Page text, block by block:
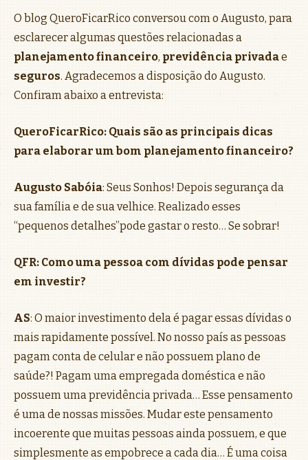
O blog QueroFicarRico conversou com o Augusto, para
esclarecer algumas questões relacionadas a
planejamento financeiro, previdência privadae
seguros. Agradecemos a disposição do Augusto.
Confiram abaixo a entrevista:
QueroFicarRico: Quais são as principais dicas
para elaborar um bom planejamento financeiro?
Augusto Sabóia: Seus Sonhos! Depois segurança da
sua família e de sua velhice. Realizado esses
“pequenos detalhes”pode gastar o resto… Se sobrar!
QFR: Como uma pessoa com dívidas pode pensar
em investir?
AS: O maior investimento dela é pagar essas dívidas o
mais rapidamente possível. No nosso país as pessoas
pagam conta de celular e não possuem plano de
saúde?! Pagam uma empregada doméstica e não
possuem uma previdência privada… Esse pensamento
é uma de nossas missões. Mudar este pensamento
incoerente que muitas pessoas ainda possuem, e que
simplesmente as empobrece a cada dia… É uma coisa